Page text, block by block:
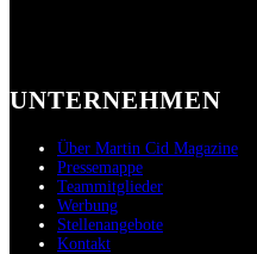
UNTERNEHMEN
Über Martin Cid Magazine
Pressemappe
Teammitglieder
Werbung
Stellenangebote
Kontakt